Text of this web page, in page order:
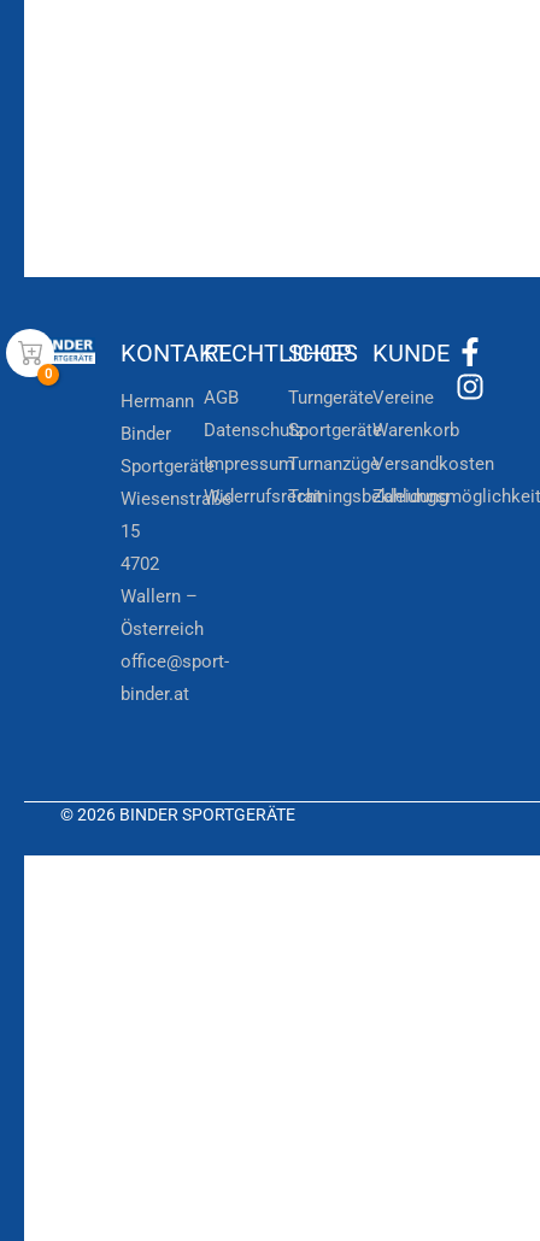
KONTAKT
Hermann
Binder
Sportgeräte
Wiesenstraße
15
4702
Wallern –
Österreich
office@sport-
binder.at
RECHTLICHES
AGB
Datenschutz
Impressum
Widerrufsrecht
SHOP
Turngeräte
Sportgeräte
Turnanzüge
Trainingsbekleidung
KUNDE
Vereine
Warenkorb
Versandkosten
© 2026 BINDER SPORTGERÄTE